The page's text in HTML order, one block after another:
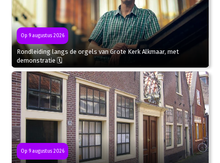
Op 9 augustus 2026
Rondleiding langs de orgels van Grote Kerk Alkmaar, met
demonstratie 🗓
Op 9 augustus 2026